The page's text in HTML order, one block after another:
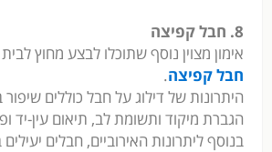
8. חבל קפיצה
אימון מצוין נוסף שתוכלו לבצע מחוץ
חבל קפיצה.
היתרונות של דילוג על חבל כוללים
הגברת מיקוד ותשומת לב, תיאום עין-יד
בנוסף ליתרונות האירוביים, חבלים